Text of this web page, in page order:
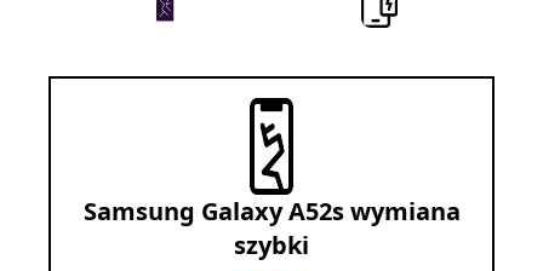
Samsung Galaxy A52s wymiana
szybki